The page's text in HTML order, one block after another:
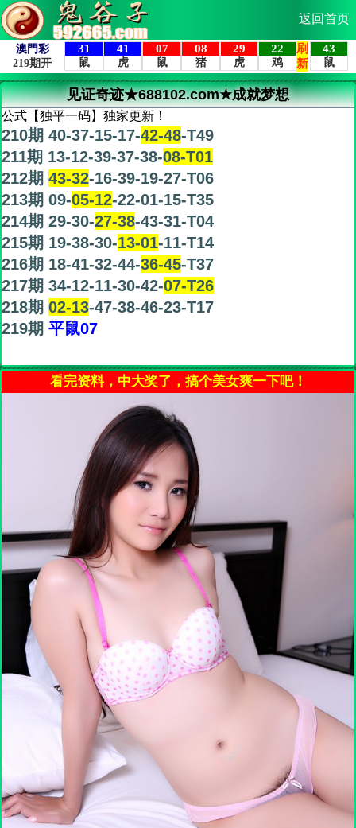
返回首页
见证奇迹★688102.com★成就梦想
公式【独平一码】独家更新！
210期 40-37-15-17-42-48-T49
211期 13-12-39-37-38-08-T01
212期 43-32-16-39-19-27-T06
213期 09-05-12-22-01-15-T35
214期 29-30-27-38-43-31-T04
215期 19-38-30-13-01-11-T14
216期 18-41-32-44-36-45-T37
217期 34-12-11-30-42-07-T26
218期 02-13-47-38-46-23-T17
219期 平鼠07
看完资料，中大奖了，搞个美女爽一下吧！